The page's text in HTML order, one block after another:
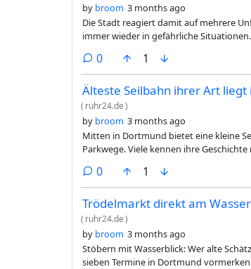
by broom 3 months ago
Die Stadt reagiert damit auf mehrere
immer wieder in gefährliche Situationen.
0comments
1
Älteste Seilbahn ihrer Art
( ruhr24.de)
by broom 3 months ago
Mitten in Dortmund bietet eine kleine
Parkwege. Viele kennen ihre Geschichte
0comments
1
Trödelmarkt direkt am
( ruhr24.de)
by broom 3 months ago
Stöbern mit Wasserblick: Wer alte
sieben Termine in Dortmund